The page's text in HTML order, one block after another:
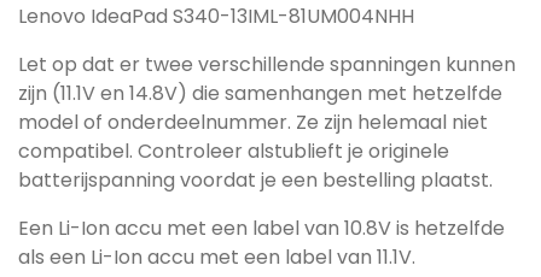
Lenovo IdeaPad S340-13IML-81UM004NHH
Let op dat er twee verschillende spanningen kunnen
zijn (11.1V en 14.8V) die samenhangen met hetzelfde
model of onderdeelnummer. Ze zijn helemaal niet
compatibel. Controleer alstublieft je originele
batterijspanning voordat je een bestelling plaatst.
Een Li-Ion accu met een label van 10.8V is hetzelfde
als een Li-Ion accu met een label van 11.1V.